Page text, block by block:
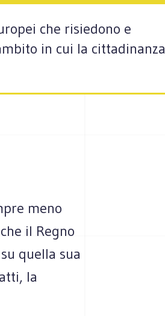
che risiedono e
in cui la cittadinanza
meno
il Regno
quella sua
la